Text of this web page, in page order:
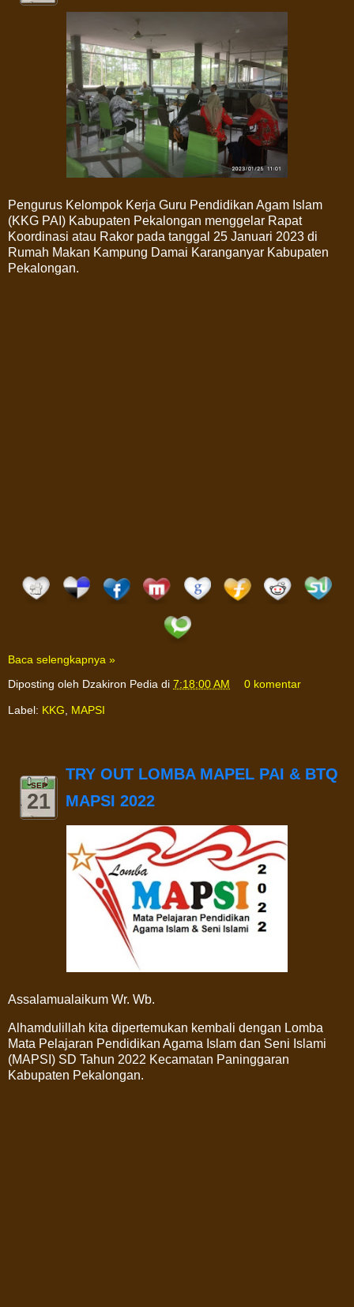
Pengurus Kelompok Kerja Guru Pendidikan Agam Islam
(KKG PAI) Kabupaten Pekalongan menggelar Rapat
Koordinasi atau Rakor pada tanggal 25 Januari 2023 di
Rumah Makan Kampung Damai Karanganyar Kabupaten
Pekalongan.
Baca selengkapnya »
Diposting oleh Dzakiron Pedia di 7:18:00 AM 0 komentar
Label: KKG MAPSI
SEP
21
TRY OUT LOMBA MAPEL PAI & BTQ
MAPSI 2022
Assalamualaikum Wr. Wb.
Alhamdulillah kita dipertemukan kembali dengan Lomba
Mata Pelajaran Pendidikan Agama Islam dan Seni Islami
(MAPSI) SD Tahun 2022 Kecamatan Paninggaran
Kabupaten Pekalongan.